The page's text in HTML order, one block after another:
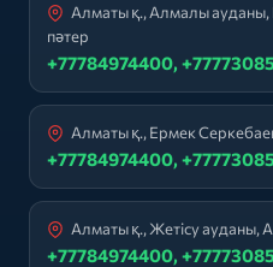
Алматы қ., Алмалы ауданы,
пәтер
+77784974400,
Алматы қ., Ермек
+77784974400,
Алматы қ., Жетісу ауданы,
+77784974400,